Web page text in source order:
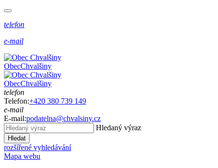
telefon
e-mail
ObecChvalšiny
ObecChvalšiny
telefon
Telefon:+420 380 739 149
e-mail
E-mail:podatelna@chvalsiny.cz
Hledaný výraz
Hledat
rozšířené vyhledávání
Mapa webu